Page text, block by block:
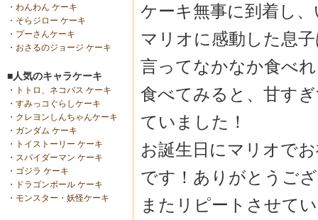
・ わんわん ケーキ
・ そらジロー ケーキ
・ プーさんケーキ
・ おさるのジョージ ケーキ
■人気のキャラケーキ
・
トトロ、ネコバス ケーキ
・ すみっコぐらしケーキ
・ クレヨンしんちゃんケーキ
・ ガンダム ケーキ
・
トイストーリー ケーキ
・ スパイダーマン ケーキ
・ ゴジラ ケーキ
・
ドラゴンボール ケーキ
・ モンスター・妖怪ケーキ
ケーキ無事に到着し
マリオに感動した息
言ってなかなか食べ
食べてみると、甘す
ていました！
お誕生日にマリオで
です！ありがとうご
またリピートさせて